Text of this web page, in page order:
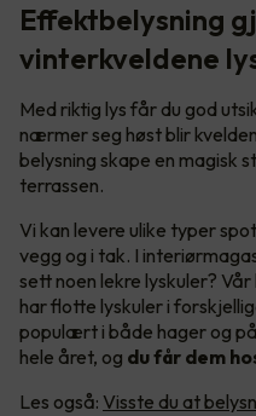
Effektbelysning
vinterkveldene
Med riktig lys får du god
nærmer seg høst blir
belysning skape en magisk
terrassen.
Vi kan levere ulike typer
vegg og i tak. I
sett noen lekre lyskuler?
har flotte lyskuler i
populært i både hager og
hele året, og du får dem
Les også: Visste du at